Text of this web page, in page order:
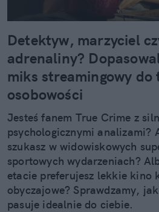
Detektyw, marzyciel
adrenaliny?
miks streamingowy do
osobowości
Jesteś fanem True Crime z
psychologicznymi analizami?
szukasz w widowiskowych
sportowych wydarzeniach?
etacie preferujesz lekkie kino
obyczajowe? Sprawdzamy,
pasuje idealnie do ciebie.